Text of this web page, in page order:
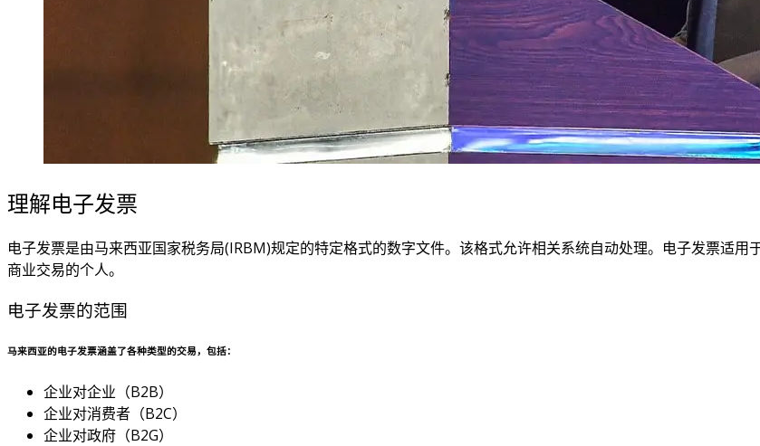
理解电子发票
电子发票是由马来西亚国家税务局(IRBM)规定的特定格式的数字文件。该格式允许相关系统自动处理。电子发票适
商业交易的个人。
电子发票的范围
马来西亚的电子发票涵盖了各种类型的交易，包括：
企业对企业（B2B）
企业对消费者（B2C）
企业对政府（B2G）